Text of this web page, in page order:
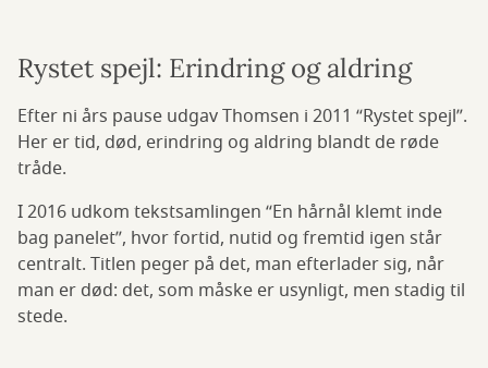
Rystet spejl: Erindring og aldring
Efter ni års pause udgav Thomsen i 2011 “Rystet spejl”.
Her er tid, død, erindring og aldring blandt de røde
tråde.
I 2016 udkom tekstsamlingen “En hårnål klemt inde
bag panelet”, hvor fortid, nutid og fremtid igen står
centralt. Titlen peger på det, man efterlader sig, når
man er død: det, som måske er usynligt, men stadig til
stede.